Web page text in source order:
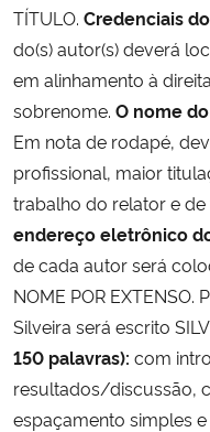
TÍTULO. Credenciais
do(s) autor(s) deverá
em alinhamento à
sobrenome. O nome
Em nota de rodapé,
profissional, maior
trabalho do relator e
endereço eletrônico
de cada autor será
NOME POR
Silveira será escrito
150 palavras): com
resultados/discussão,
espaçamento simples